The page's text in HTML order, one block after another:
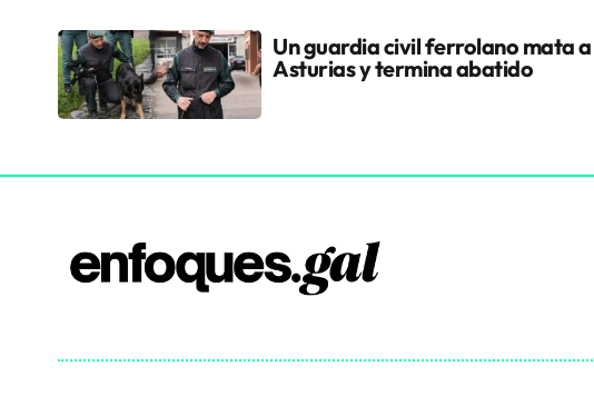
Un guardia civil ferrolano mata
Asturias y termina abatido